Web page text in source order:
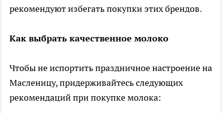
рекомендуют избегать покупки этих брендов.
Как выбрать качественное молоко
Чтобы не испортить праздничное настроение на
Масленицу, придерживайтесь следующих
рекомендаций при покупке молока: